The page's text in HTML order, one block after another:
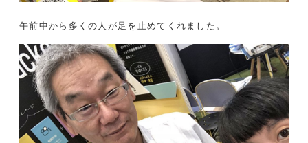
午前中から多くの人が足を止めてくれました。